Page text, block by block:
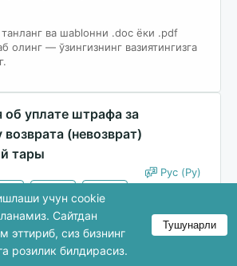
ва шablонни .doc ёки .pdf
олинг — ўзингизнинг вазиятингизга
об уплате штрафа за
возврата (невозврат)
тары
Рус (Ру)
Юклаб олиш
учун cookie
Сайтдан
эттириб, сиз бизнинг
розилик билдирасиз.
Тушунарли